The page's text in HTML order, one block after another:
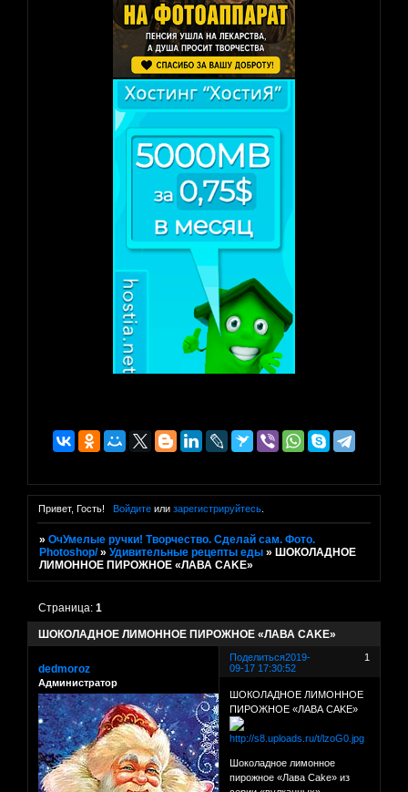
Привет, Гость! Войдитеили зарегистрируйтесь.
»ОчУмелые ручки! Творчество. Сделай сам. Фото.
Photoshop/ »Удивительные рецепты еды » ШОКОЛАДНОЕ
ЛИМОННОЕ ПИРОЖНОЕ «ЛАВА CAKE»
ШОКОЛАДНОЕ ЛИМОННОЕ ПИРОЖНОЕ «ЛАВА CAKE»
Страница:1
Поделиться 1
2019-
09-17 17:30:52
dedmoroz
Администратор
ШОКОЛАДНОЕ ЛИМОННОЕ
ПИРОЖНОЕ «ЛАВА CAKE»
Шоколадное лимонное
пирожное «Лава Cake» из